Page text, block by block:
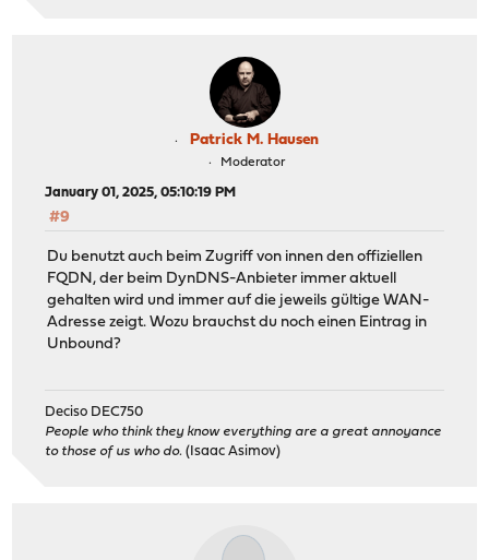
Patrick M. Hausen
Moderator
January 01, 2025, 05:10:19 PM
#9
Du benutzt auch beim Zugriff von innen den offiziellen
FQDN, der beim DynDNS-Anbieter immer aktuell
gehalten wird und immer auf die jeweils gültige WAN-
Adresse zeigt. Wozu brauchst du noch einen Eintrag in
Unbound?
Deciso DEC750
People who think they know everything are a great annoyance
to those of us who do. (Isaac Asimov)